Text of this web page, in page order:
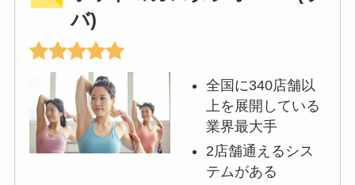
バ)
全国に340店舗以
上を展開している
業界最大手
2店舗通えるシス
テムがある